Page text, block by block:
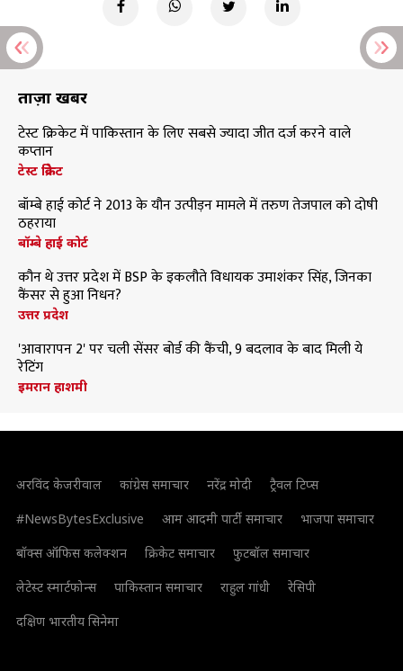
ताज़ा खबरें
टेस्ट क्रिकेट में पाकिस्तान के लिए सबसे ज्यादा जीत दर्ज करने वाले
कप्तान
टेस्ट क्रिकेट
बॉम्बे हाई कोर्ट ने 2013 के यौन उत्पीड़न मामले में तरुण तेजपाल को दोषी
ठहराया
बॉम्बे हाई कोर्ट
कौन थे उत्तर प्रदेश में BSP के इकलौते विधायक उमाशंकर सिंह, जिनका
कैंसर से हुआ निधन?
उत्तर प्रदेश
'आवारापन 2' पर चली सेंसर बोर्ड की कैंची, 9 बदलाव के बाद मिली ये
रेटिंग
इमरान हाशमी
अरविंद केजरीवाल कांग्रेस समाचार नरेंद्र मोदी
ट्रैवल टिप्स
#NewsBytesExclusive
आम आदमी पार्टी समाचार
भाजपा समाचार
बॉक्स ऑफिस कलेक्शन
क्रिकेट समाचार
फुटबॉल समाचार
लेटेस्ट स्मार्टफोन्स
पाकिस्तान समाचार राहुल गांधी
रेसिपी
दक्षिण भारतीय सिनेमा